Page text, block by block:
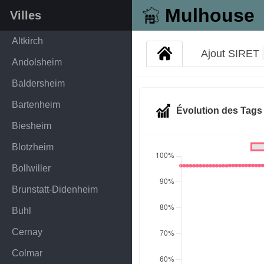
Mulhouse
Villes
Altkirch
Andolsheim
Baldersheim
Bartenheim
Biesheim
Blotzheim
Bollwiller
Brunstatt-Didenheim
Buhl
Cernay
Colmar
Ajout SIRET
Évolution des